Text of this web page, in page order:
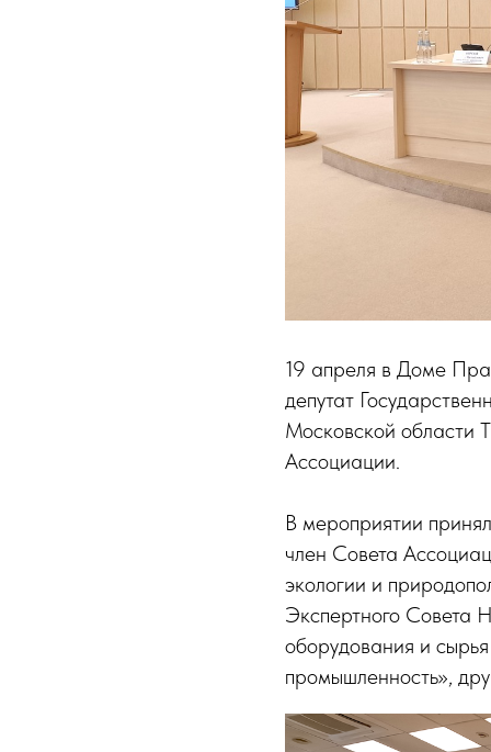
19 апреля в Доме
депутат
Московской области
Ассоциации.
В мероприятии
член Совета
экологии и
Экспертного Совета
оборудования и
промышленность»,